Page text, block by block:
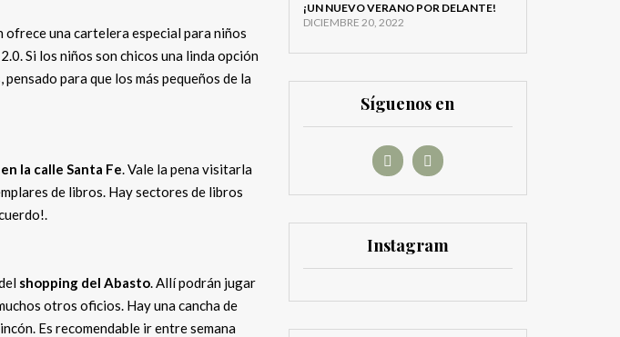
ofrece una cartelera especial para niños
Si los niños son chicos una linda opción
para que los más pequeños de la
la calle Santa Fe. Vale la pena visitarla
de libros. Hay sectores de libros
shopping del Abasto. Allí podrán jugar
otros oficios. Hay una cancha de
Es recomendable ir entre semana
¡UN NUEVO VERANO POR DELANTE!
DICIEMBRE 20, 2022
Síguenos en
Instagram